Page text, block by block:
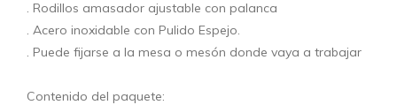
. Rodillos amasador ajustable con palanca
. Acero inoxidable con Pulido Espejo.
. Puede fijarse a la mesa o mesón donde vaya a trabajar
Contenido del paquete: